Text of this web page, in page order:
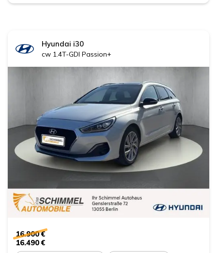
Hyundai i30
cw 1.4T-GDI Passion+
16.900 €
16.490 €